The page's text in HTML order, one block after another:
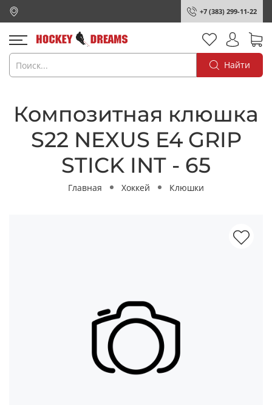
+7 (383) 299-11-22
Найти
Композитная клюшка
S22 NEXUS E4 GRIP
STICK INT - 65
Главная Хоккей Клюшки